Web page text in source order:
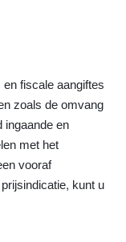
fiscale aangiftes
zoals de omvang
en
met het
vooraf
kunt u